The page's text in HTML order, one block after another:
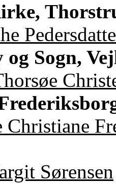
Sogn,
Christiane
Sørensen